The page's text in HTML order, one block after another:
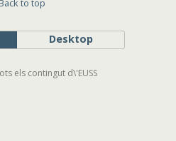
Back to top
Desktop
els contingut d\'EUSS